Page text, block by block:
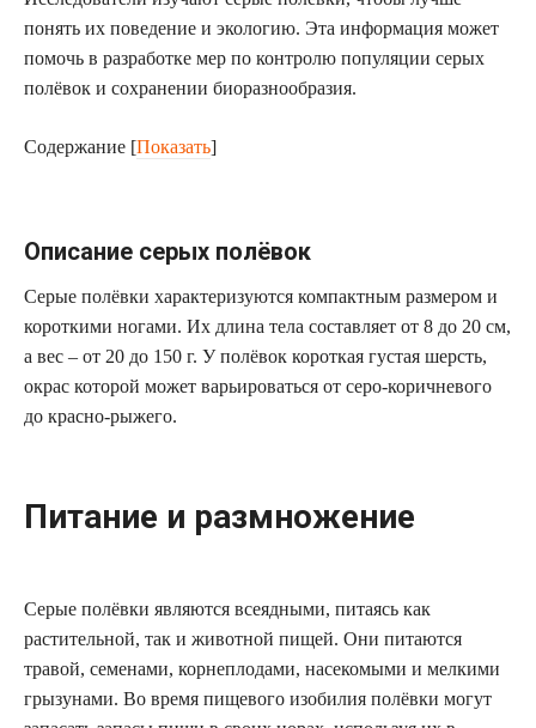
понять их поведение и экологию. Эта информация может
помочь в разработке мер по контролю популяции серых
полёвок и сохранении биоразнообразия.
Содержание [Показать]
Описание серых полёвок
Серые полёвки характеризуются компактным размером и
короткими ногами. Их длина тела составляет от 8 до 20 см,
а вес – от 20 до 150 г. У полёвок короткая густая шерсть,
окрас которой может варьироваться от серо-коричневого
до красно-рыжего.
Питание и размножение
Серые полёвки являются всеядными, питаясь как
растительной, так и животной пищей. Они питаются
травой, семенами, корнеплодами, насекомыми и мелкими
грызунами. Во время пищевого изобилия полёвки могут